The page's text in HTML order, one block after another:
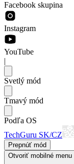
Facebook skupina
Instagram
YouTube
|
Svetlý mód
Tmavý mód
Podľa OS
TechGuru SK/CZ
Prepnúť mód
Otvoriť mobilné menu